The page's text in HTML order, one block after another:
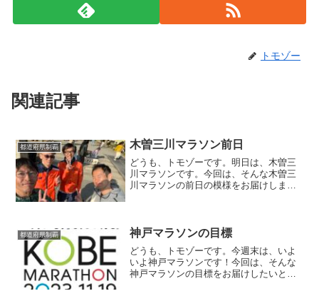
トモゾー
関連記事
都道府県制覇 木曽三川マラソン前日
どうも、トモゾーです。明日は、木曽三
川マラソンです。今回は、そんな木曽三
川マラソンの前日の模様をお届けしま
ーで、金沢から車旅をする事...
都道府県制覇 神戸マラソンの目標
どうも、トモゾーです。今週末は、いよ
いよ神戸マラソンです！今回は、そんな
神戸マラソンの目標をお届けしたいと思